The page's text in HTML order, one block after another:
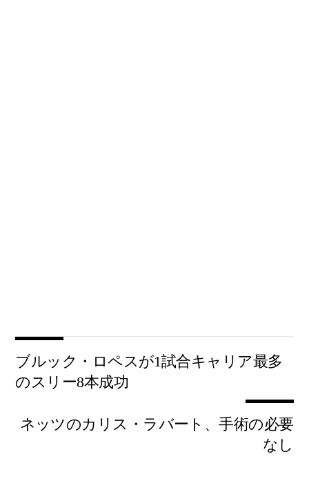
ブルック・ロペスが1試合キャリア最多
のスリー8本成功
ネッツのカリス・ラバート、手術の必要
なし